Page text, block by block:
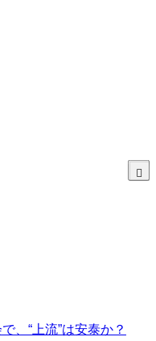
、“上流”は安泰か？